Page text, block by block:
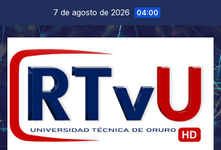
contenido
7 de agosto de 2026 04:00